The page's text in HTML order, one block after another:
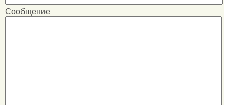
Сообщение